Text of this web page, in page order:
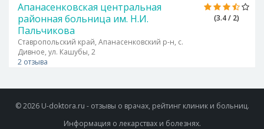
(3.4 / 2)
Апанасенковская центральная
районная больница им. Н.И.
Пальчикова
Ставропольский край, Апанасенковский р-н, с.
Дивное, ул. Кашубы, 2
2 отзыва
© 2026 U-doktora.ru - отзывы о врачах, рейтинг клиник и больниц.
Информация о лекарствах и болезнях.